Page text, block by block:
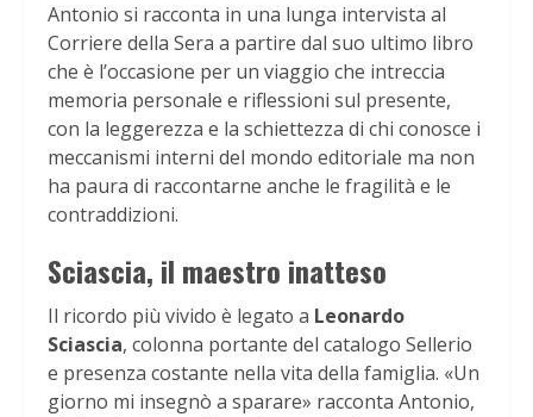
Antonio si racconta in una lunga intervista al
Corriere della Sera a partire dal suo ultimo libro
che è l’occasione per un viaggio che intreccia
memoria personale e riflessioni sul presente,
con la leggerezza e la schiettezza di chi conosce i
meccanismi interni del mondo editoriale ma non
ha paura di raccontarne anche le fragilità e le
contraddizioni.
Sciascia, il maestro inatteso
Il ricordo più vivido è legato a Leonardo
Sciascia, colonna portante del catalogo Sellerio
e presenza costante nella vita della famiglia. «Un
giorno mi insegnò a sparare» racconta Antonio,